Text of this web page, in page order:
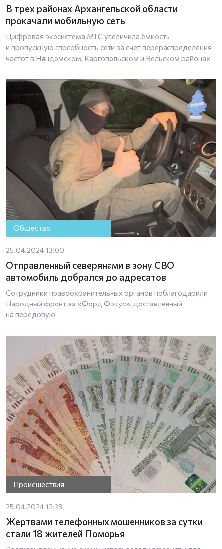
В трех районах Архангельской области
прокачали мобильную сеть
Цифровая экосистема МТС увеличила ёмкость
и пропускную способность сети за счет перераспределения
частот в Няндомском, Каргопольском и Вельском районах
Общество
25.04.2024 13:00
Отправленный северянами в зону СВО
автомобиль добрался до адресатов
Сотрудники правоохранительных органов поблагодарили
Народный фронт за «Форд Фокус», доставленный
на передовую
Происшествия
25.04.2024 12:23
Жертвами телефонных мошенников за сутки
стали 18 жителей Поморья